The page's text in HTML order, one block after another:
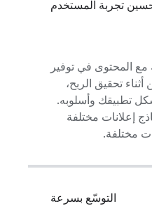
تجربة المستخدم
مع المحتوى في توفير
تحقيق الربح،
تطبيقك وأسلوبه.
إعلانات مختلفة
مختلفة.
التوسّع بسرعة